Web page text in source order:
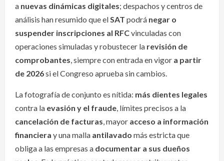
a nuevas dinámicas digitales; despachos y centros de
análisis han resumido que elSAT podrá negar o
suspender inscripciones al RFCvinculadas con
operaciones simuladas y robustecer la revisión de
comprobantes, siempre con entrada en vigor a partir
de 2026si el Congreso aprueba sin cambios.
La fotografía de conjunto es nítida: más dientes legales
contra la evasión y el fraude, límites precisos a la
cancelación de facturas, mayor acceso a información
financiera y una malla antilavado más estricta que
obliga a las empresas a documentar a sus dueños